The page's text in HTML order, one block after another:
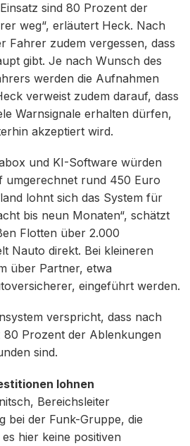
sind 80 Prozent der
weg“, erläutert Heck. Nach
Fahrer zudem vergessen, dass
gibt. Je nach Wunsch des
werden die Aufnahmen
verweist zudem darauf, dass
Warnsignale erhalten dürfen,
akzeptiert wird.
und KI-Software würden
umgerechnet rund 450 Euro
lohnt sich das System für
bis neun Monaten“, schätzt
Flotten über 2.000
Nauto direkt. Bei kleineren
über Partner, etwa
eingeführt werden.
verspricht, dass nach
80 Prozent der Ablenkungen
sind.
lohnen
Bereichsleiter
bei der Funk-Gruppe, die
hier keine positiven